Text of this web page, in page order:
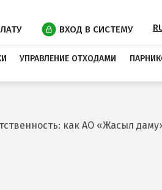
ВХОД В СИСТЕМУ
УПРАВЛЕНИЕ ОТХОДАМИ
как АО «Жасыл